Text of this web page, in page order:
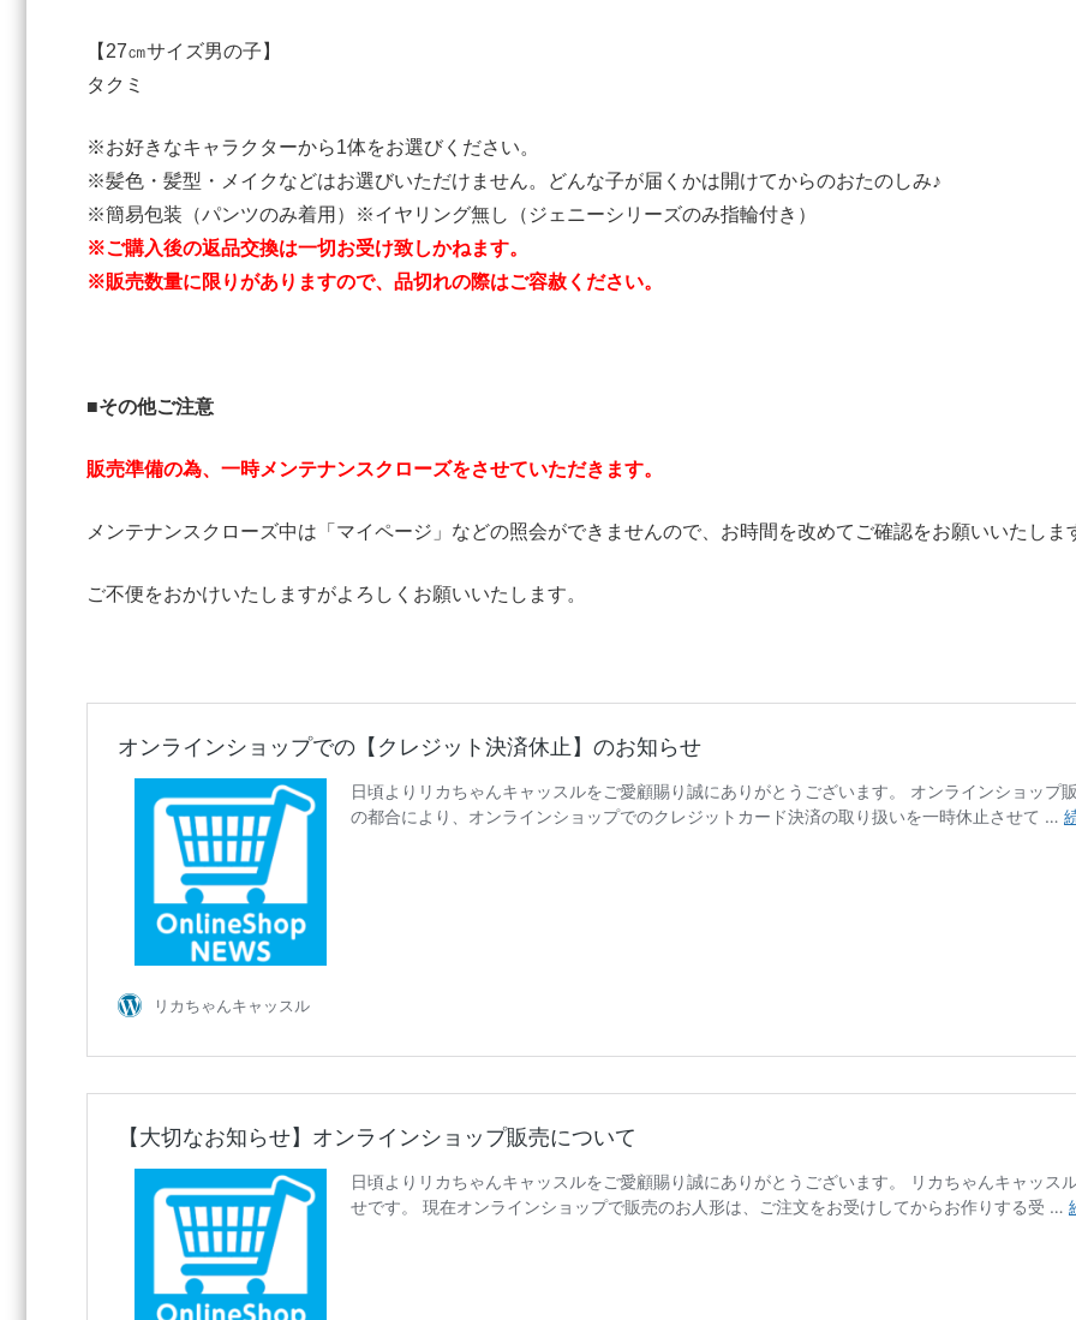
【27㎝サイズ男の子】
タクミ
※お好きなキャラクターから1体をお選びください。
※髪色・髪型・メイクなどはお選びいただけません。どんな子が届くかは開けてからのおたのしみ♪
※簡易包装（パンツのみ着用）※イヤリング無し（ジェニーシリーズのみ指輪付き）
※ご購入後の返品交換は一切お受け致しかねます。
※販売数量に限りがありますので、品切れの際はご容赦ください。
■その他ご注意
販売準備の為、一時メンテナンスクローズをさせていただきます。
メンテナンスクローズ中は「マイページ」などの照会ができませんので、お時間を改めてご確認をお願いいたしま
ご不便をおかけいたしますがよろしくお願いいたします。